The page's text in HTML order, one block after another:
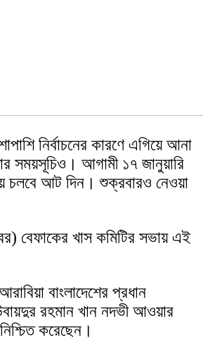
নির্বাচনের কারণে এগিয়ে আনা
সময়সূচিও। আগামী ১৭ জানুয়ারি
চলবে আট দিন। শুক্রবারও নেওয়া
বেফাকের খাস কমিটির সভায় এই
বাংলাদেশের প্রধান
রহমান খান নদভী আওয়ার
করেছেন।